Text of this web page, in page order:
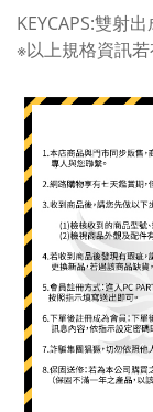
KEYCAPS:雙射
※以上規格資訊